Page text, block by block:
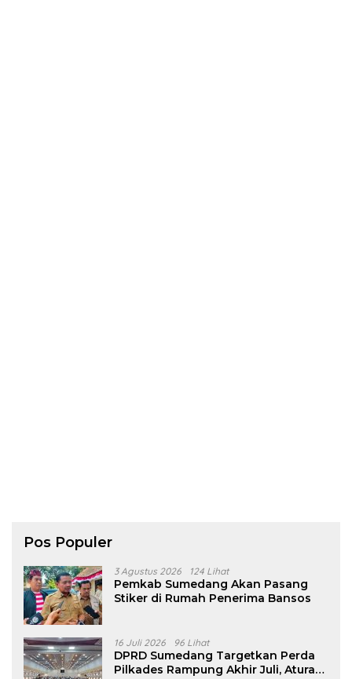
Pos Populer
3 Agustus 2026 124 Lihat
Pemkab Sumedang Akan Pasang
Stiker di Rumah Penerima Bansos
16 Juli 2026 96 Lihat
DPRD Sumedang Targetkan Perda
Pilkades Rampung Akhir Juli, Aturan